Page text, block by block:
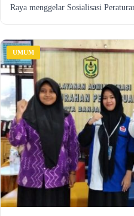
Raya menggelar Sosialisasi
UMUM